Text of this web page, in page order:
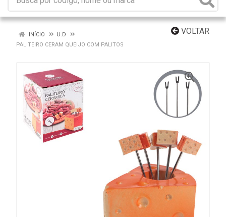
VOLTAR
INÍCIO
U.D
PALITEIRO CERAM QUEIJO COM PALITOS